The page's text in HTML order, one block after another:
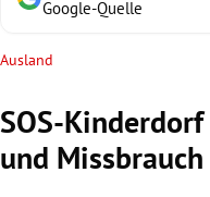
Google-Quelle
Ausland
SOS-
und